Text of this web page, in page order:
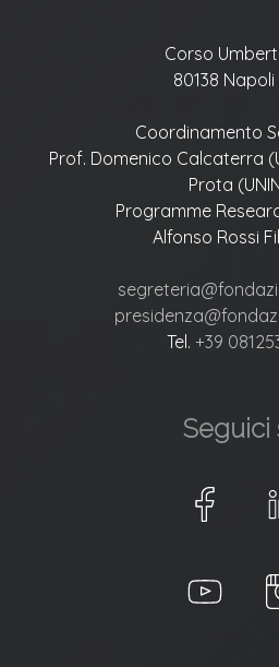
Corso
80138 Napoli
Coordinamento
Prof. Domenico Calcaterra
Prota
Programme
Alfonso Rossi
Tel. +39
Seguici